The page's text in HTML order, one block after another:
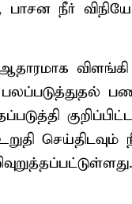
பாசன நீர்